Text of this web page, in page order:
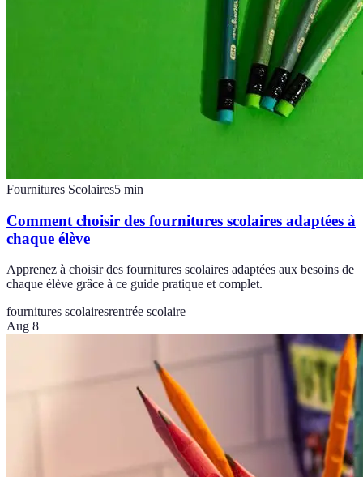
Fournitures Scolaires5 min
Comment choisir des fournitures scolaires adaptées à
chaque élève
Apprenez à choisir des fournitures scolaires adaptées aux besoins de
chaque élève grâce à ce guide pratique et complet.
fournitures scolairesrentrée scolaire
Aug 8